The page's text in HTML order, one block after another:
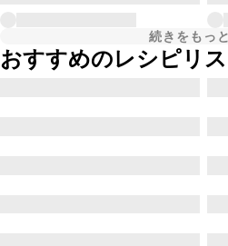
続きをもっ
おすすめのレシピリス